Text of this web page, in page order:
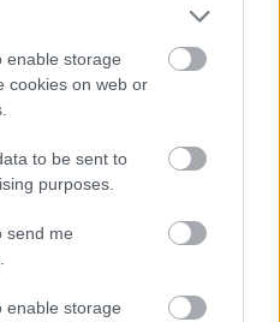
enable storage
cookies on web or
to be sent to
purposes.
send me
enable storage
OAKS – A GONOSZ
ELŐZETESE